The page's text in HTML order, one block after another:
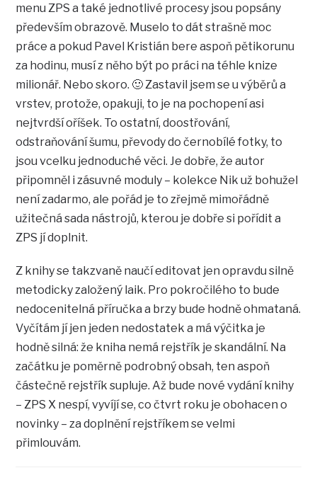
menu ZPS a také jednotlivé procesy jsou popsány
především obrazově. Muselo to dát strašně moc
práce a pokud Pavel Kristián bere aspoň pětikorunu
za hodinu, musí z něho být po práci na téhle knize
milionář. Nebo skoro. 🙂 Zastavil jsem se u výběrů a
vrstev, protože, opakuji, to je na pochopení asi
nejtvrdší oříšek. To ostatní, doostřování,
odstraňování šumu, převody do černobílé fotky, to
jsou vcelku jednoduché věci. Je dobře, že autor
připomněl i zásuvné moduly – kolekce Nik už bohužel
není zadarmo, ale pořád je to zřejmě mimořádně
užitečná sada nástrojů, kterou je dobře si pořídit a
ZPS jí doplnit.
Z knihy se takzvaně naučí editovat jen opravdu silně
metodicky založený laik. Pro pokročilého to bude
nedocenitelná příručka a brzy bude hodně ohmataná.
Vyčítám jí jen jeden nedostatek a má výčitka je
hodně silná: že kniha nemá rejstřík je skandální. Na
začátku je poměrně podrobný obsah, ten aspoň
částečně rejstřík supluje. Až bude nové vydání knihy
– ZPS X nespí, vyvíjí se, co čtvrt roku je obohacen o
novinky – za doplnění rejstříkem se velmi
přimlouvám.